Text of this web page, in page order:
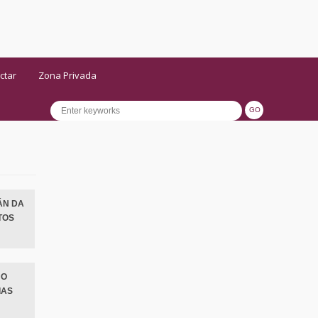
Zona Privada
DA